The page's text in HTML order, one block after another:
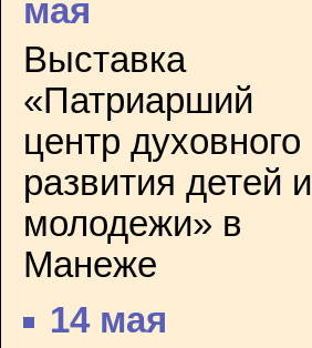
мая
Выставка
«Патриарший
центр духовного
развития детей и
молодежи» в
Манеже
14 мая